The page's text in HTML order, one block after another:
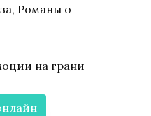
Романы о
на грани